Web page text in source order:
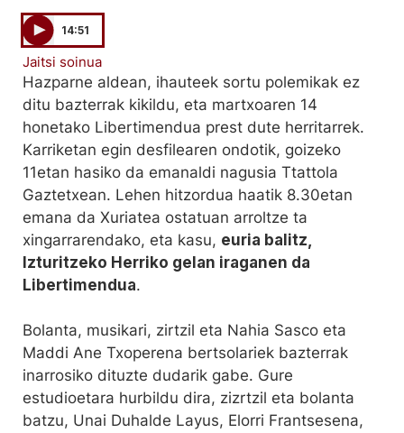
14:51
Jaitsi soinua
Hazparne aldean, ihauteek sortu polemikak ez
ditu bazterrak kikildu, eta martxoaren 14
honetako Libertimendua prest dute herritarrek.
Karriketan egin desfilearen ondotik, goizeko
11etan hasiko da emanaldi nagusia Ttattola
Gaztetxean. Lehen hitzordua haatik 8.30etan
emana da Xuriatea ostatuan arroltze ta
xingarrarendako, eta kasu, euria balitz,
Izturitzeko Herriko gelan iraganen da
Libertimendua.
Bolanta, musikari, zirtzil eta Nahia Sasco eta
Maddi Ane Txoperena bertsolariek bazterrak
inarrosiko dituzte dudarik gabe. Gure
estudioetara hurbildu dira, zizrtzil eta bolanta
batzu, Unai Duhalde Layus, Elorri Frantsesena,